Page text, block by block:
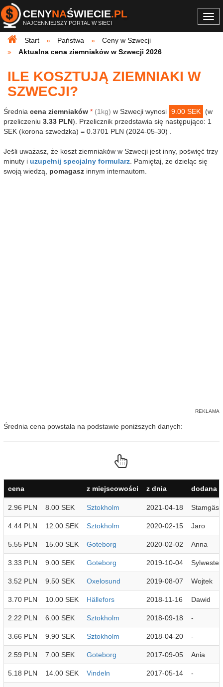
CENYNAŚWIECIE.PL
NAJCENNIEJSZY PORTAL W SIECI
Start
Państwa
Ceny w Szwecji
Aktualna cena ziemniaków w Szwecji 2026
ILE KOSZTUJĄ ZIEMNIAKI W
SZWECJI?
Średnia cena ziemniaków * (1kg) w Szwecji wynosi 9.00 SEK
(w
przeliczeniu 3.33 PLN). Przelicznik przedstawia się następująco: 1
SEK (korona szwedzka) = 0.3701 PLN (2024-05-30) .
Jeśli uważasz, że koszt ziemniaków w Szwecji jest inny, poświęć trzy
minuty i uzupełnij specjalny formularz . Pamiętaj, że dzieląc się
swoją wiedzą, pomagasz innym internautom.
Średnia cena powstała na podstawie poniższych danych:
cena z miejscowości z dnia dodana
2.96 PLN 8.00 SEK Sztokholm 2021-04-18 Stamgäst
4.44 PLN 12.00 SEK Sztokholm 2020-02-15 Jaro
5.55 PLN 15.00 SEK Goteborg 2020-02-02 Anna
3.33 PLN 9.00 SEK Goteborg 2019-10-04 Sylwester
3.52 PLN 9.50 SEK Oxelosund 2019-08-07 Wojtek
3.70 PLN 10.00 SEK Hällefors 2018-11-16 Dawid
2.22 PLN 6.00 SEK Sztokholm 2018-09-18 -
3.66 PLN 9.90 SEK Sztokholm 2018-04-20 -
2.59 PLN 7.00 SEK Goteborg 2017-09-05 Ania
5.18 PLN 14.00 SEK Vindeln 2017-05-14 -